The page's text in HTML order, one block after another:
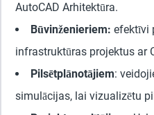
AutoCAD Arhitektūra.
Būvinženieriem: efektīvi
infrastruktūras projektus ar
Pilsētplānotājiem:
simulācijas, lai vizualizētu